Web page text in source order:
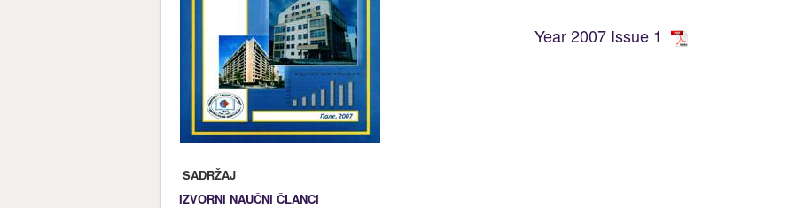
Year 2007 Issue 1
SADRŽAJ
IZVORNI NAUČNI ČLANCI